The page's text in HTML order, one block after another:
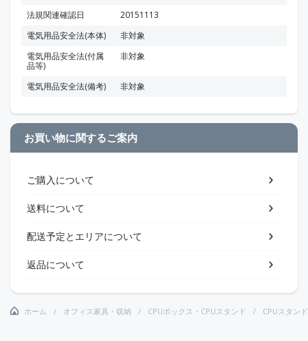
法規関連確認日
20151113
電気用品安全法(本体)
非対象
電気用品安全法(付属
品等)
非対象
電気用品安全法(備考) 非対象
お買い物に関するご案内
ご購入について
送料について
配送予定とエリアについて
返品について
ホーム オフィス家具・収納 CPUボックス・CPUスタンド CPUスタンド